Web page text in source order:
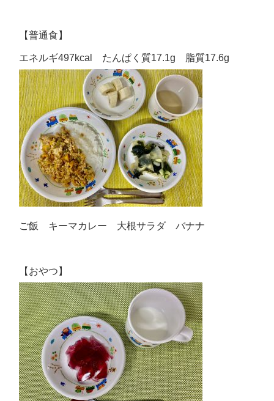
【普通食】
エネルギ497kcal たんぱく質17.1g 脂質17.6g
ご飯 キーマカレー 大根サラダ バナナ
【おやつ】